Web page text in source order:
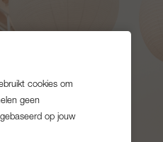
cookies om
geen
op jouw